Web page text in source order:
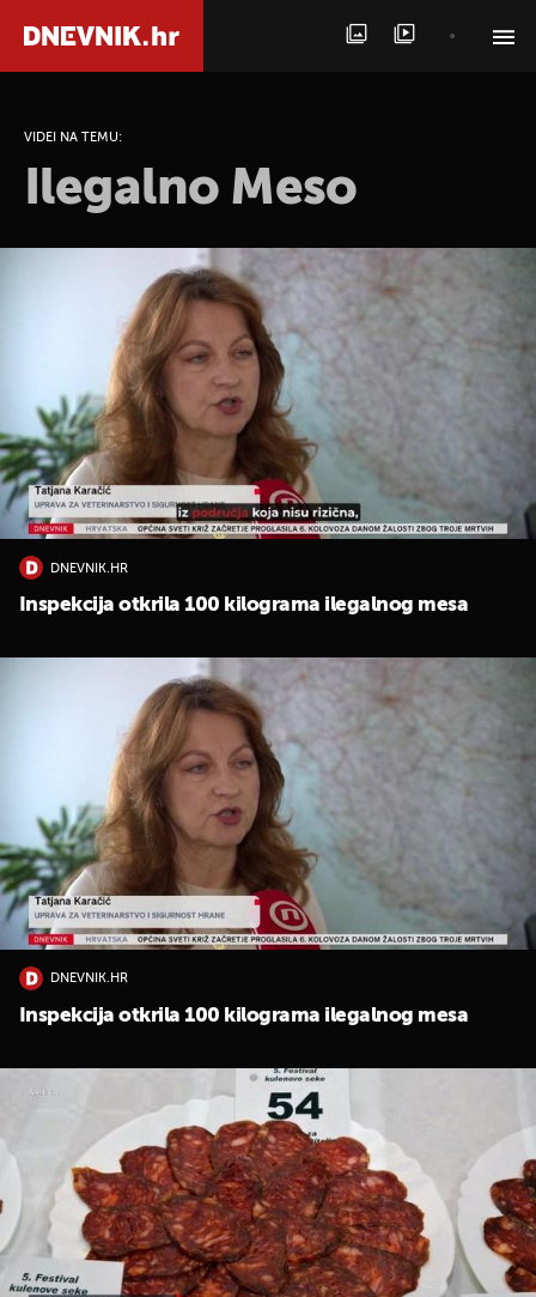
VIDEI NA TEMU:
Ilegalno Meso
DNEVNIK.HR
Inspekcija otkrila 100 kilograma ilegalnog mesa
DNEVNIK.HR
Inspekcija otkrila 100 kilograma ilegalnog mesa